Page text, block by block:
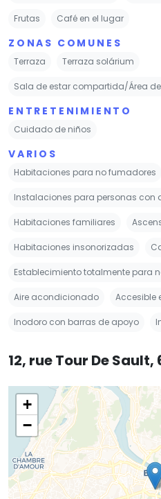
Frutas Café en el lugar
ZONAS COMUNES
Terraza Terraza solárium
Sala de estar compartida/Área de
ENTRETENIMIENTO
Cuidado de niños
VARIOS
Habitaciones para no fumadores
Instalaciones para personas
Habitaciones familiares
Habitaciones insonorizadas
Establecimiento totalmente para
Aire acondicionado Accesible
Inodoro con barras de apoyo
12, rue Tour De
+
−